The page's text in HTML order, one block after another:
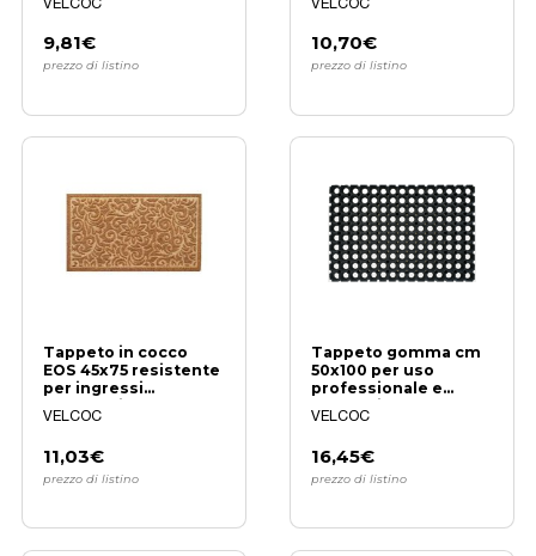
VELCOC
9,81€
prezzo di listino
VELCOC
10,70€
prezzo di listino
Tappeto in cocco
EOS 45x75 resistente
per ingressi
frequenti
VELCOC
11,03€
prezzo di listino
Tappeto gomma cm
50x100 per uso
professionale e
domestico
VELCOC
16,45€
prezzo di listino